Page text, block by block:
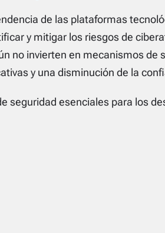
de las plataformas
y mitigar los riesgos de
no invierten en mecanismos de
y una disminución de la
seguridad esenciales para los